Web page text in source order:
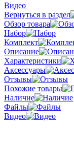
Видео
Вернуться в раздел
Обзор товара
Набор
Комплект
Описание
Характеристики
Аксессуары
Отзывы
Похожие товары
Наличие
Файлы
Видео